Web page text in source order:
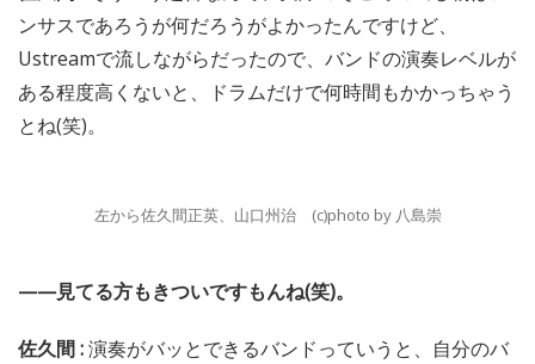
ンサスであろうが何だろうがよかったんですけど、
Ustreamで流しながらだったので、バンドの演奏レベルが
ある程度高くないと、ドラムだけで何時間もかかっちゃう
とね(笑)。
左から佐久間正英、山口州治 (c)photo by 八島崇
——見てる方もきついですもんね(笑)。
佐久間 :演奏がバッとできるバンドっていうと、自分のバ